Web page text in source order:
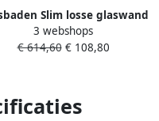
Slim losse glaswand
Helder glas 8mm met anti-
coating zonder profiel en
3 webshops
€ 614,60€ 108,80